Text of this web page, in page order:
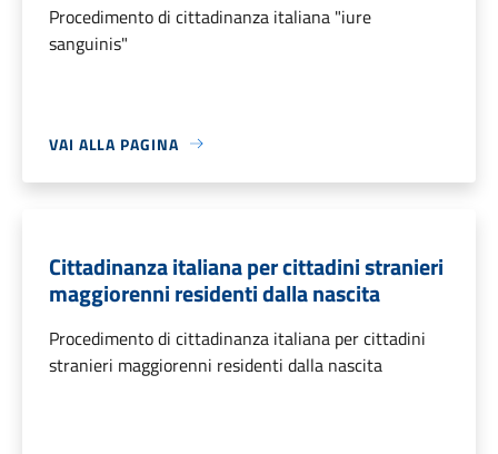
Procedimento di cittadinanza italiana "iure
sanguinis"
VAI ALLA PAGINA
Cittadinanza italiana per cittadini stranieri
maggiorenni residenti dalla nascita
Procedimento di cittadinanza italiana per cittadini
stranieri maggiorenni residenti dalla nascita